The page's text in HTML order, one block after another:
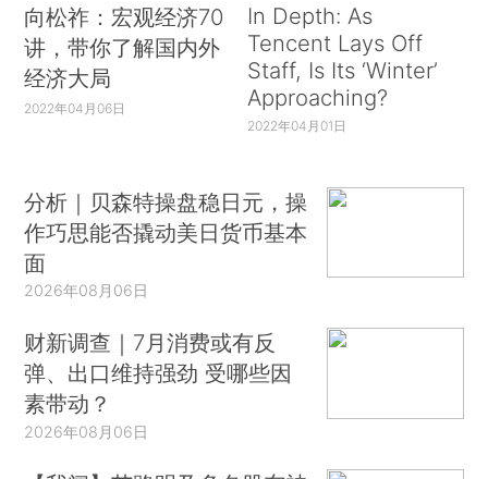
向松祚：宏观经济70
讲，带你了解国内外
经济大局
2022年04月06日
In Depth: As
Tencent Lays Off
Staff, Is Its ‘Winter’
Approaching?
2022年04月01日
分析｜贝森特操盘稳日元，操
作巧思能否撬动美日货币基本
面
2026年08月06日
财新调查｜7月消费或有反
弹、出口维持强劲 受哪些因
素带动？
2026年08月06日